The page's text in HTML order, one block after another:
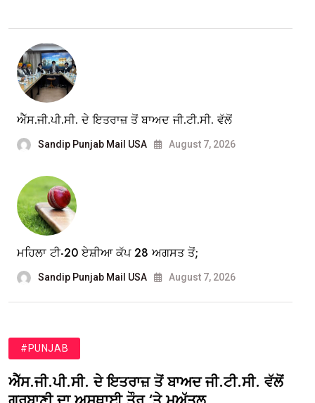
ਐੱਸ.ਜੀ.ਪੀ.ਸੀ. ਦੇ ਇਤਰਾਜ਼ ਤੋਂ ਬਾਅਦ ਜੀ.ਟੀ.ਸੀ. ਵੱਲੋਂ
Sandip Punjab Mail USA August 7, 2026
ਮਹਿਲਾ ਟੀ-20 ਏਸ਼ੀਆ ਕੱਪ 28 ਅਗਸਤ ਤੋਂ;
Sandip Punjab Mail USA August 7, 2026
#PUNJAB
ਐੱਸ.ਜੀ.ਪੀ.ਸੀ. ਦੇ ਇਤਰਾਜ਼ ਤੋਂ ਬਾਅਦ ਜੀ.ਟੀ.ਸੀ. ਵੱਲੋਂ